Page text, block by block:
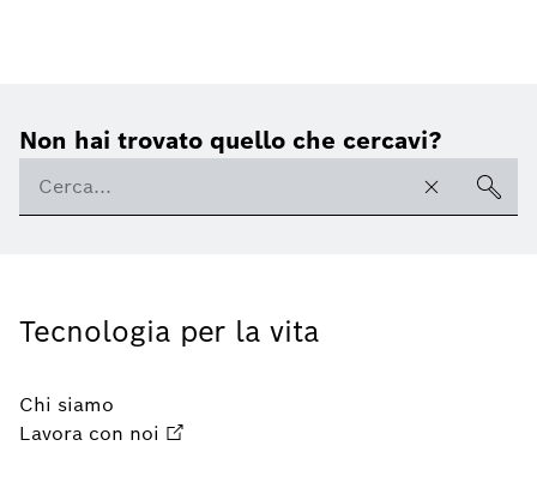
Non hai trovato quello che cercavi?
Tecnologia per la vita
Chi siamo
Lavora con noi